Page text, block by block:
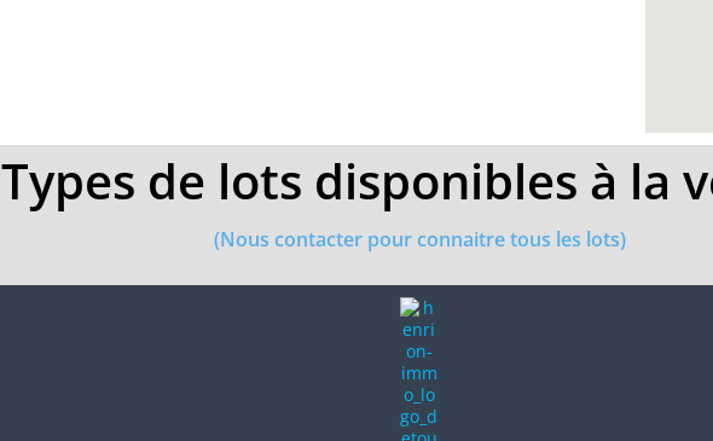
Types de lots disponibles à la
(Nous contacter pour connaitre tous les lots)